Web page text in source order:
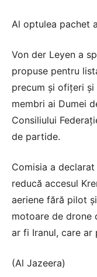
Al optulea pachet
Von der Leyen a
propuse pentru
precum și ofițeri
membri ai Dumei
Consiliului
de partide.
Comisia a
reducă accesul
aeriene fără pilot
motoare de drone
ar fi Iranul, care ar
(Al Jazeera)